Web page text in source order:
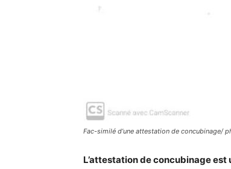
Fac-similé d’une attestation de concubinage/
L’attestation de concubinage est